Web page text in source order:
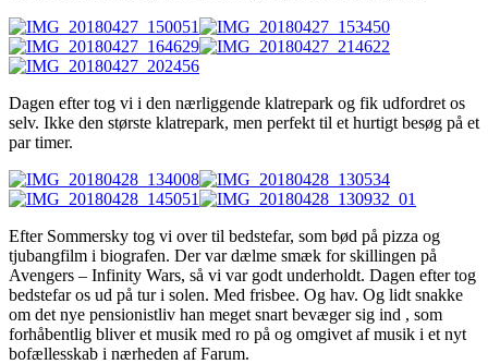
Dagen efter tog vi i den nærliggende klatrepark og fik udfordret os
selv. Ikke den største klatrepark, men perfekt til et hurtigt besøg på et
par timer.
Efter Sommersky tog vi over til bedstefar, som bød på pizza og
tjubangfilm i biografen. Der var dælme smæk for skillingen på
Avengers – Infinity Wars, så vi var godt underholdt. Dagen efter tog
bedstefar os ud på tur i solen. Med frisbee. Og hav. Og lidt snakke
om det nye pensionistliv han meget snart bevæger sig ind , som
forhåbentlig bliver et musik med ro på og omgivet af musik i et nyt
bofællesskab i nærheden af Farum.